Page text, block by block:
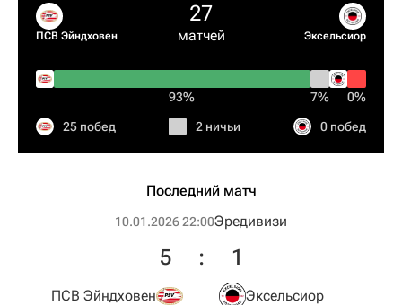
ПСВ Эйндховен
27
матчей Эксельсиор
93% 7% 0%
25 побед 2 ничьи 0 побед
Последний матч
10.01.2026 22:00Эредивизи
ПСВ Эйндховен
5 : 1
Эксельсиор